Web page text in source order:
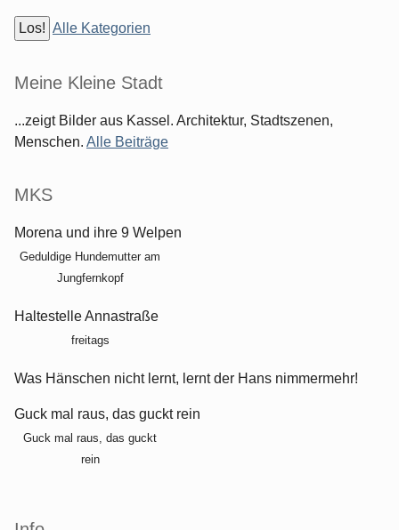
Alle Kategorien
Meine Kleine Stadt
...zeigt Bilder aus Kassel. Architektur, Stadtszenen,
Menschen. Alle Beiträge
MKS
Morena und ihre 9 Welpen
Geduldige Hundemutter am
Jungfernkopf
Haltestelle Annastraße
freitags
Was Hänschen nicht lernt, lernt der Hans nimmermehr!
Guck mal raus, das guckt rein
Guck mal raus, das guckt
rein